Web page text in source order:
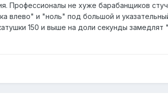
Профессионалы не хуже барабанщиков
влево" и "ноль" под большой и
150 и выше на доли секунды